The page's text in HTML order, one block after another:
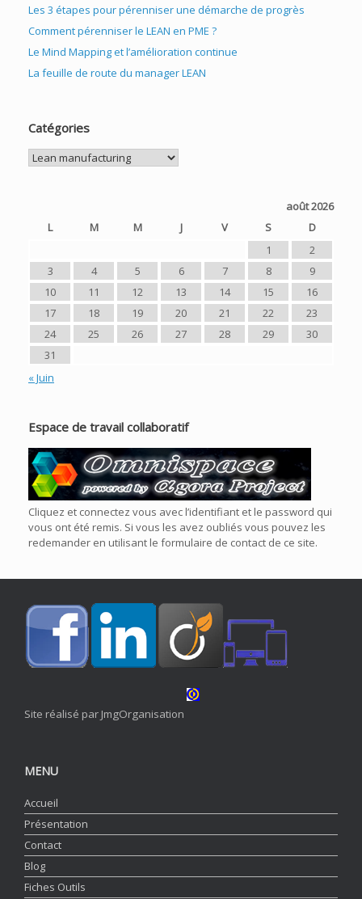
Les 3 étapes pour pérenniser une démarche de progrès
Comment pérenniser le LEAN en PME ?
Le Mind Mapping et l’amélioration continue
La feuille de route du manager LEAN
Catégories
Catégories
août 2026
L
M M J V S
D
1
2
3
4 5 6 7 8
9
10
11 12 13 14 15
16
17
18 19 20 21 22
23
24
25 26 27 28 29
30
31
« Juin
Espace de travail collaboratif
Cliquez et connectez vous avec l’identifiant et le password qui
vous ont été remis. Si vous les avez oubliés vous pouvez les
redemander en utilisant le formulaire de contact de ce site.
Site réalisé par JmgOrganisation
MENU
Accueil
Présentation
Contact
Blog
Fiches Outils